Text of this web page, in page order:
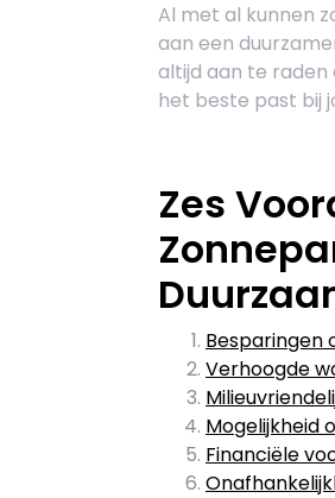
Al met al kunnen
aan een
altijd aan te raden
het beste past bij
Zes
Besparingen
Verhoogde
Mogelijkheid
Financiële